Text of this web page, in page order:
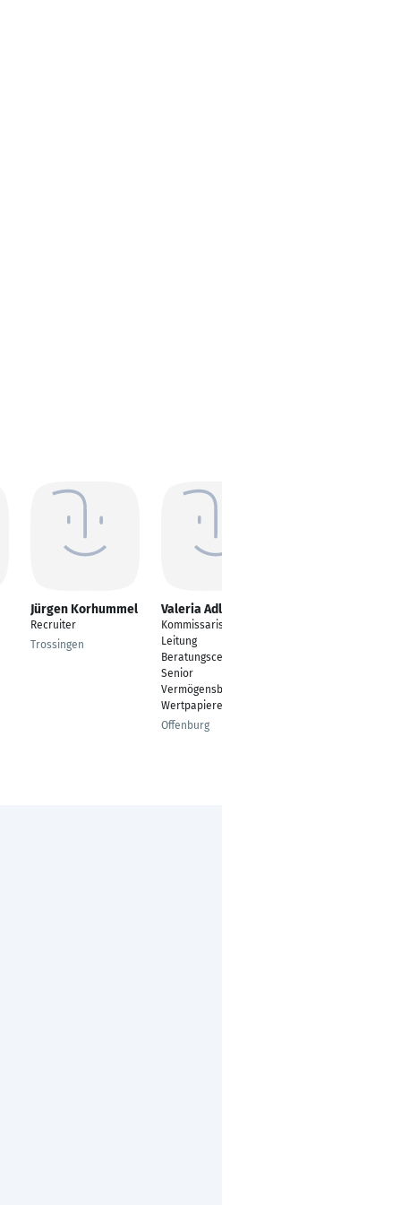
Jürgen Korhummel
Recruiter
Trossingen
Valeria Adler
Kommissarische
Leitung
Beratungscenter |
Senior
Vermögensberaterin
Wertpapiere |
Offenburg